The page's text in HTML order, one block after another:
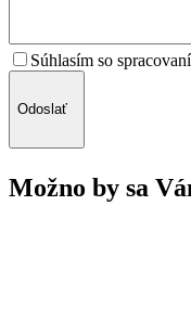
Súhlasím so
Odoslať
Možno by sa